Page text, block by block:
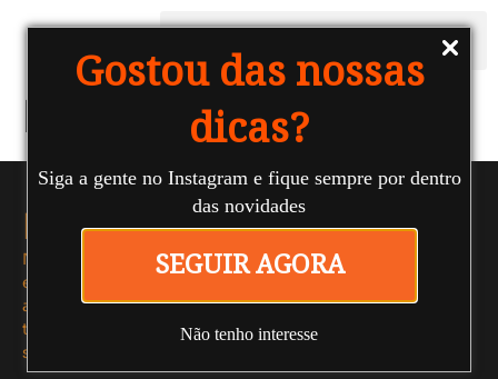
Gostou das nossas
dicas?
Siga a gente no Instagram e fique sempre por dentro
das novidades
SEGUIR AGORA
Não tenho interesse
Lyz Pucci
Fale conosco
Nosso time #FAROL de profissionais multidisciplinares
está pronto para criar soluções inovadoras e estratégias
autênticas que elevam sua performance digital,
transformando clientes em verdadeiros parceiros para o
seu negócio.